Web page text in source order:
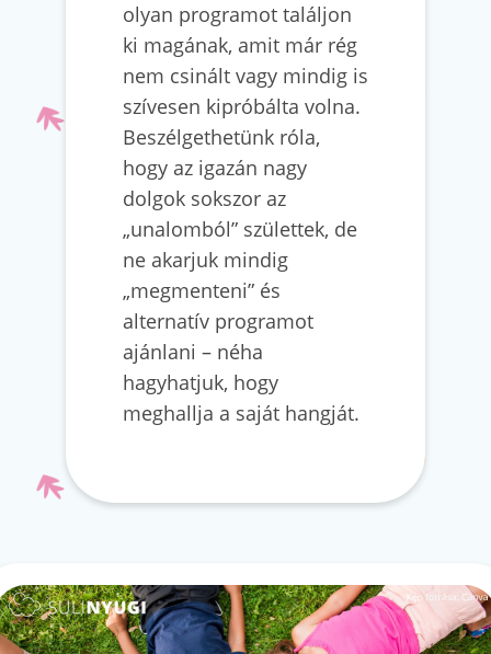
olyan programot találjon
ki magának, amit már rég
nem csinált vagy mindig is
szívesen kipróbálta volna.
Beszélgethetünk róla,
hogy az igazán nagy
dolgok sokszor az
„unalomból” születtek, de
ne akarjuk mindig
„megmenteni” és
alternatív programot
ajánlani – néha
hagyhatjuk, hogy
meghallja a saját hangját.